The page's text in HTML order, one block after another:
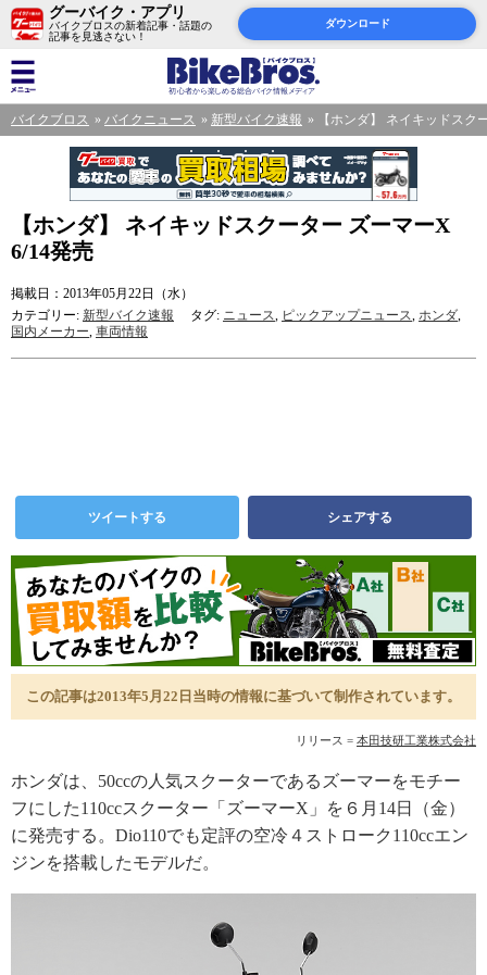
グーバイク・アプリ
バイクブロスの新着記事・話題の
記事を見逃さない！
ダウンロード
バイクブロス バイクニュース 新型バイク速報 【ホンダ】 ネイキッドスク
【ホンダ】 ネイキッドスクーター ズーマーX
6/14発売
掲載日：2013年05月22日（水）
カテゴリー: 新型バイク速報 タグ: ニュース, ピックアップニュース, ホンダ,
国内メーカー, 車両情報
ツイートする シェアする
この記事は2013年5月22日当時の情報に基づいて制作されています。
リリース = 本田技研工業株式会社
ホンダは、50ccの人気スクーターであるズーマーをモチー
フにした110ccスクーター「ズーマーX」を６月14日（金）
に発売する。Dio110でも定評の空冷４ストローク110ccエン
ジンを搭載したモデルだ。